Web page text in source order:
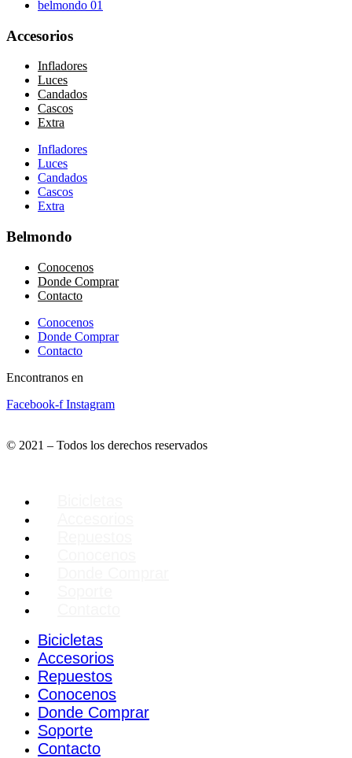
belmondo 01
Accesorios
Infladores
Luces
Candados
Cascos
Extra
Infladores
Luces
Candados
Cascos
Extra
Belmondo
Conocenos
Donde Comprar
Contacto
Conocenos
Donde Comprar
Contacto
Encontranos en
Facebook-f Instagram
© 2021 – Todos los derechos reservados
Bicicletas
Accesorios
Repuestos
Conocenos
Donde Comprar
Soporte
Contacto